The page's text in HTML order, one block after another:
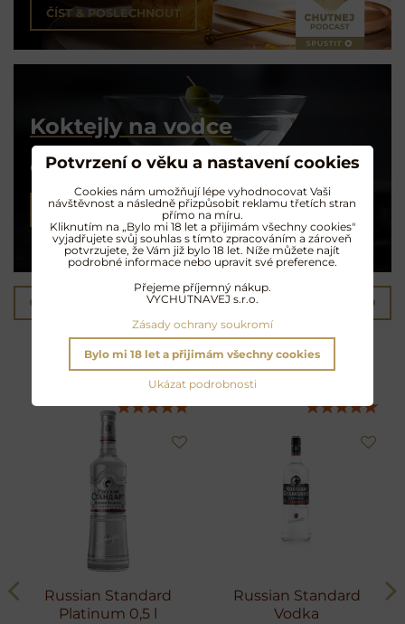
ČÍST & POSLECHNOUT
Koktejly na vodce
Čistá chuť alchymie
NAMÍCHAT KOKTEJL
Předchozí produkt Následující produkt
Další oblíbené produkty
Russian Standard
Platinum 0,5 l
Russian Standard
Vodka
Potvrzení o věku a nastavení cookies
Cookies nám umožňují lépe vyhodnocovat Vaši
návštěvnost a následně přizpůsobit reklamu třetích stran
přímo na míru.
Kliknutím na „Bylo mi 18 let a přijimám všechny cookies"
vyjadřujete svůj souhlas s tímto zpracováním a zároveň
potvrzujete, že Vám již bylo 18 let. Níže můžete najít
podrobné informace nebo upravit své preference.
Přejeme příjemný nákup.
VYCHUTNAVEJ s.r.o.
Zásady ochrany soukromí
Ukázat podrobnosti
Bylo mi 18 let a přijimám všechny cookies